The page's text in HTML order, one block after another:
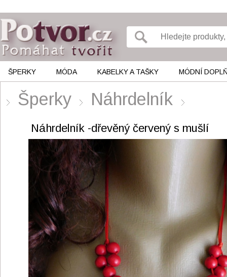
ŠPERKY MÓDA KABELKY A TAŠKY MÓDNÍ
Šperky Náhrdelník
Náhrdelník -dřevěný červený s mušlí